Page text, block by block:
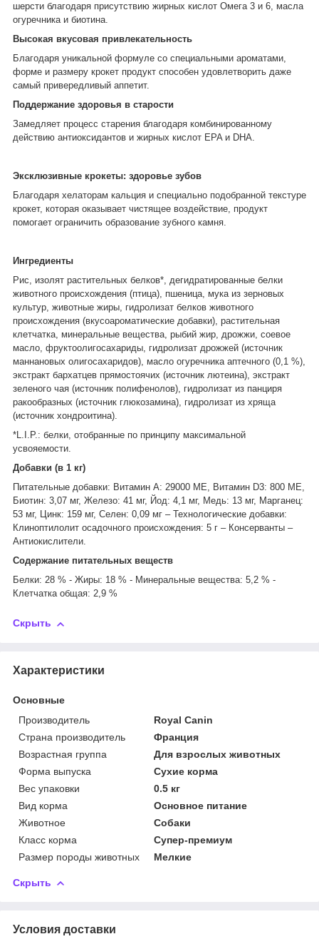
шерсти благодаря присутствию жирных кислот Омега 3 и 6, масла
огуречника и биотина.
Высокая вкусовая привлекательность
Благодаря уникальной формуле со специальными ароматами,
форме и размеру крокет продукт способен удовлетворить даже
самый привередливый аппетит.
Поддержание здоровья в старости
Замедляет процесс старения благодаря комбинированному
действию антиоксидантов и жирных кислот EPA и DHA.
Эксклюзивные крокеты: здоровье зубов
Благодаря хелаторам кальция и специально подобранной текстуре
крокет, которая оказывает чистящее воздействие, продукт
помогает ограничить образование зубного камня.
Ингредиенты
Рис, изолят растительных белков*, дегидратированные белки
животного происхождения (птица), пшеница, мука из зерновых
культур, животные жиры, гидролизат белков животного
происхождения (вкусоароматические добавки), растительная
клетчатка, минеральные вещества, рыбий жир, дрожжи, соевое
масло, фруктоолигосахариды, гидролизат дрожжей (источник
мaннановых олигосахаридов), масло огуречника аптечного (0,1 %),
экстракт бархатцев прямостоячих (источник лютеина), экстракт
зеленого чая (источник полифенолов), гидролизат из панциря
ракообразных (источник глюкозамина), гидролизат из хряща
(источник хондроитина).
*L.I.P.: белки, отобранные по принципу максимальной
усвояемости.
Добавки (в 1 кг)
Питательные добавки: Витамин A: 29000 ME, Витамин D3: 800 ME,
Биотин: 3,07 мг, Железо: 41 мг, Йод: 4,1 мг, Медь: 13 мг, Марганец:
53 мг, Цинк: 159 мг, Ceлeн: 0,09 мг – Технологические добавки:
Клиноптилолит осадочного происхождения: 5 г – Консерванты –
Антиокислители.
Содержание питательных веществ
Белки: 28 % - Жиры: 18 % - Минеральные вещества: 5,2 % -
Клетчатка общая: 2,9 %
Скрыть
Характеристики
Основные
Производитель
Royal Canin
Страна производитель
Франция
Возрастная группа
Для взрослых животных
Форма выпуска
Сухие корма
Вес упаковки
0.5 кг
Вид корма
Основное питание
Животное
Собаки
Класс корма
Супер-премиум
Размер породы животных
Мелкие
Скрыть
Условия доставки